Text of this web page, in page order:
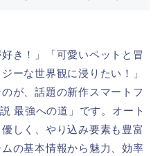
き！」「可愛いペットと冒
ーな世界観に浸りたい！」
が、話題の新作スマートフ
最強への道」です。オート
しく、やり込み要素も豊富
の基本情報から魅力、効率